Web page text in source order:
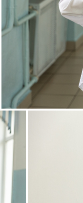
школьная фотосессия